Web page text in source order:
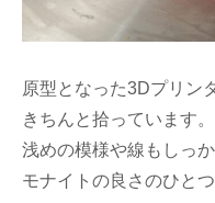
原型となった3Dプリン
きちんと拾っています。
浅めの模様や線もしっ
モナイトの良さのひとつ